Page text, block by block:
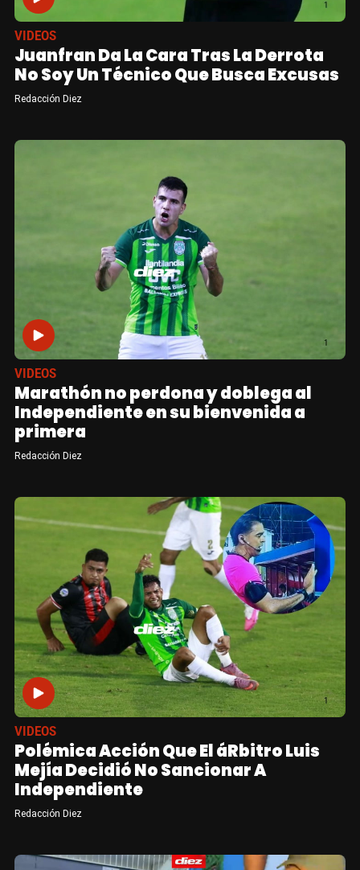
VIDEOS
Juanfran Da La Cara Tras La Derrota
No Soy Un Técnico Que Busca Excusas
Redacción Diez
VIDEOS
Marathón no perdona y doblega al
Independiente en su bienvenida a
primera
Redacción Diez
VIDEOS
Polémica Acción Que El áRbitro Luis
Mejía Decidió No Sancionar A
Independiente
Redacción Diez